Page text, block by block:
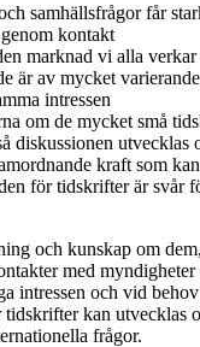
samhällsfrågor får
kontakt
marknad vi alla
är av mycket
intressen
om de mycket små
diskussionen
kraft som
för tidskrifter är svår
och kunskap om
med
intressen och vid
kan utvecklas
frågor.